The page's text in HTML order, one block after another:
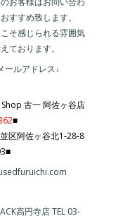
すすめ致します。
そ感じられる雰囲気
ております。
ールアドレス↓
古一 阿佐ヶ谷店
■
区阿佐ヶ谷北1-28-8
高円寺店 TEL 03-